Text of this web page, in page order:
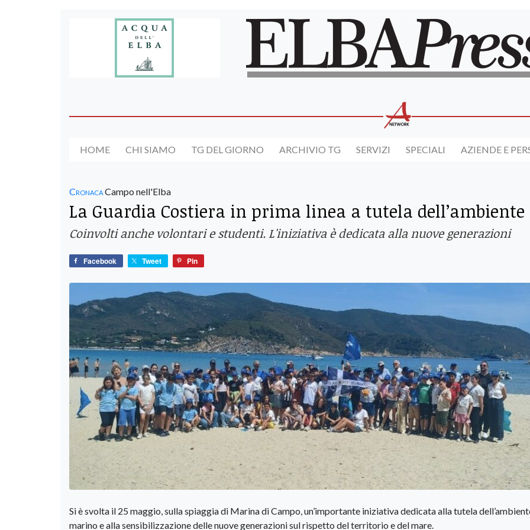
HOME CHI SIAMO TG DEL GIORNO ARCHIVIO TG SERVIZI SPECIALI AZIENDE E
CronacaCampo nell'Elba
La Guardia Costiera in prima linea a tutela dell’ambiente
Coinvolti anche volontari e studenti. L'iniziativa è dedicata alla nuove generazioni
Facebook Tweet Pin
Si è svolta il 25 maggio, sulla spiaggia di Marina di Campo, un’importante iniziativa dedicata alla tutela
marino e alla sensibilizzazione delle nuove generazioni sul rispetto del territorio e del mare.